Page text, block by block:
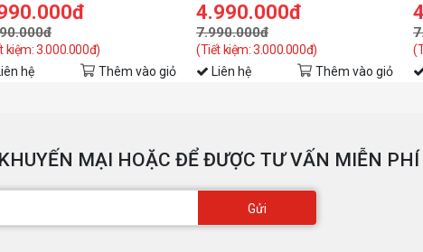
kiệm: 3.000.000đ)
hệ Thêm vào giỏ
4.990.000đ
7.990.000đ
(Tiết kiệm: 3.000.000đ)
Liên hệ Thêm vào giỏ
MẠI HOẶC ĐỂ ĐƯỢC TƯ VẤN MIỄN PHÍ
Gửi